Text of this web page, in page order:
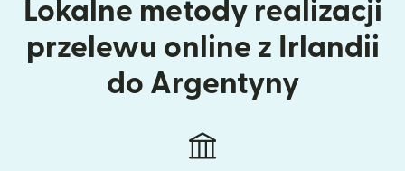
Lokalne metody realizacji
przelewu online z Irlandii
do Argentyny